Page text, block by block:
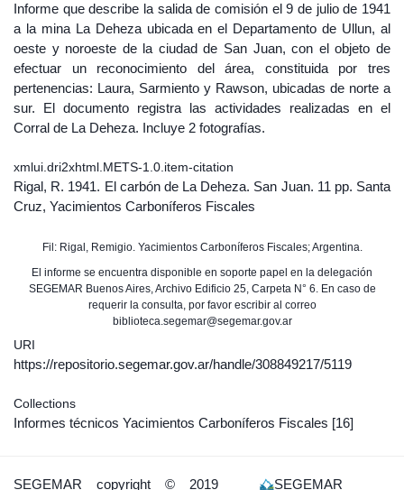
Informe que describe la salida de comisión el 9 de julio de 1941
a la mina La Deheza ubicada en el Departamento de Ullun, al
oeste y noroeste de la ciudad de San Juan, con el objeto de
efectuar un reconocimiento del área, constituida por tres
pertenencias: Laura, Sarmiento y Rawson, ubicadas de norte a
sur. El documento registra las actividades realizadas en el
Corral de La Deheza. Incluye 2 fotografías.
xmlui.dri2xhtml.METS-1.0.item-citation
Rigal, R. 1941. El carbón de La Deheza. San Juan. 11 pp. Santa
Cruz, Yacimientos Carboníferos Fiscales
Fil: Rigal, Remigio. Yacimientos Carboníferos Fiscales; Argentina.
El informe se encuentra disponible en soporte papel en la delegación
SEGEMAR Buenos Aires, Archivo Edificio 25, Carpeta N° 6. En caso de
requerir la consulta, por favor escribir al correo
biblioteca.segemar@segemar.gov.ar
URI
https://repositorio.segemar.gov.ar/handle/308849217/5119
Collections
Informes técnicos Yacimientos Carboníferos Fiscales [16]
SEGEMAR copyright © 2019 SEGEMAR